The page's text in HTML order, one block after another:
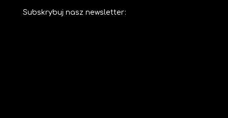
Subskrybuj nasz newsletter: